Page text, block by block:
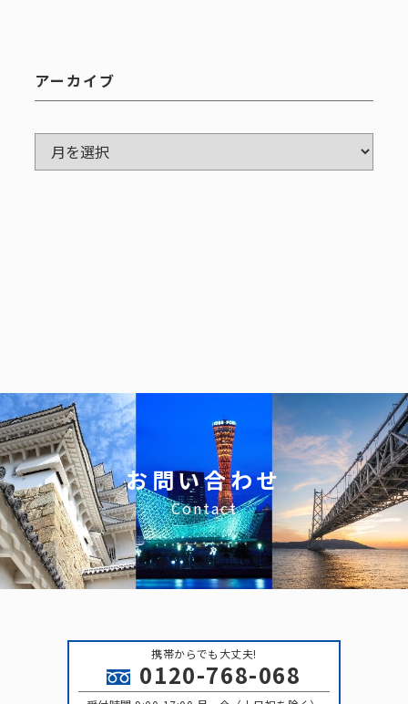
アーカイブ
ア
お問い合わせ
Contact
携帯からでも大丈夫!
0120-768-068